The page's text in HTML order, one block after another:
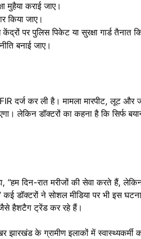
मुहैया कराई जाए।
किया जाए।
पर पुलिस पिकेट या सुरक्षा गार्ड तैनात
बनाई जाए।
दर्ज कर ली है। मामला मारपीट, लूट
लेकिन डॉक्टरों का कहना है कि सिर्फ
“हम दिन-रात मरीजों की सेवा करते हैं,
डॉक्टरों ने सोशल मीडिया पर भी इस
हैशटैग ट्रेंड कर रहे हैं।
झारखंड के ग्रामीण इलाकों में